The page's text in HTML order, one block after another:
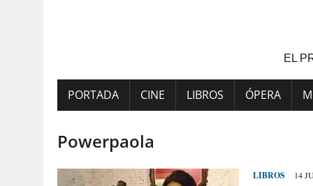
EL
PORTADA CINE LIBROS ÓPERA
Powerpaola
LIBROS 14